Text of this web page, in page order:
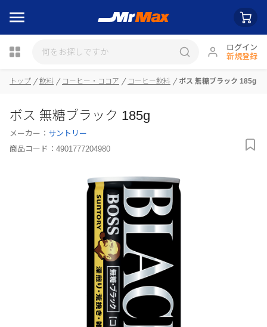
ログイン
新規登録
瓶詰
トップ 飲料 コーヒー・ココア コーヒー飲料 ボス 無糖ブラック 185g
ボス 無糖ブラック 185g
メーカー： サントリー
商品コード： 4901777204980